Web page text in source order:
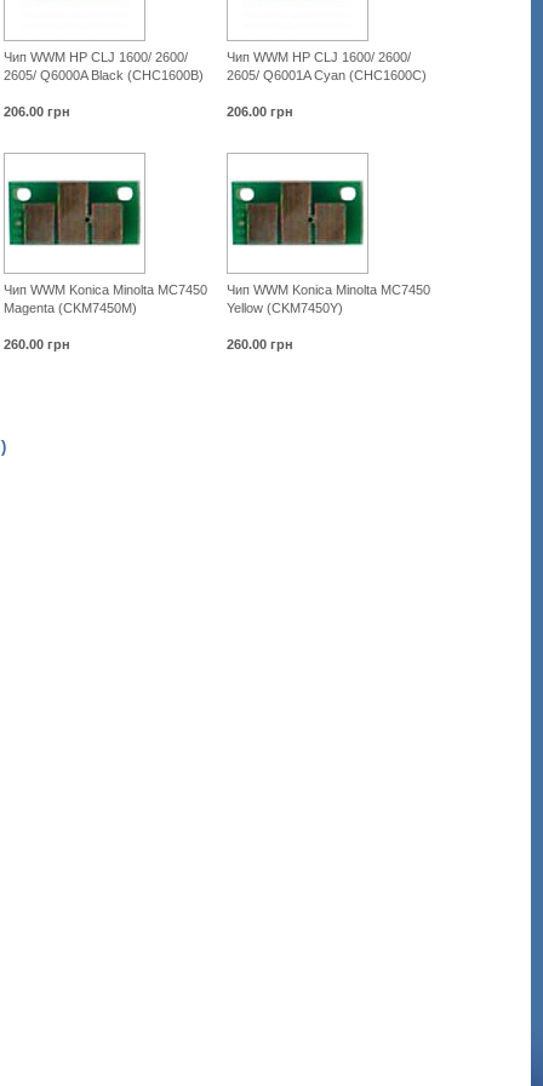
Чип WWM HP СLJ 1600/ 2600/
2605/ Q6000A Black (CHC1600B)
Чип WWM HP СLJ 1600/ 2600/
2605/ Q6001A Cyan (CHC1600C)
206.00 грн 206.00 грн
Чип WWM Konica Minolta MC7450
Magenta (CKM7450M)
Чип WWM Konica Minolta MC7450
Yellow (CKM7450Y)
260.00 грн 260.00 грн